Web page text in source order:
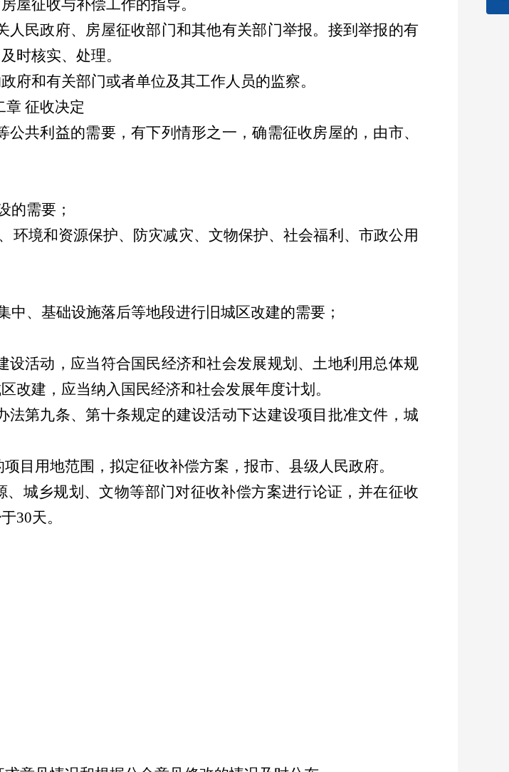
屋征收与补偿工作的指导。
民政府、房屋征收部门和其他有关部门举报。接到举报的有
时核实、处理。
府和有关部门或者单位及其工作人员的监察。
章 征收决定
共利益的需要，有下列情形之一，确需征收房屋的，由市、
的需要；
环境和资源保护、防灾减灾、文物保护、社会福利、市政公用
、基础设施落后等地段进行旧城区改建的需要；
活动，应当符合国民经济和社会发展规划、土地利用总体规
改建，应当纳入国民经济和社会发展年度计划。
第九条、第十条规定的建设活动下达建设项目批准文件，城
目用地范围，拟定征收补偿方案，报市、县级人民政府。
城乡规划、文物等部门对征收补偿方案进行论证，并在征收
30天。